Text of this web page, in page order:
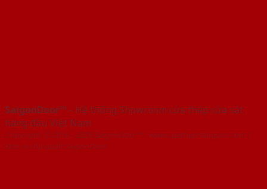
SaigonDoor™ - Hệ thống Showroom cửa thép cửa sắt
hàng đầu Việt Nam
Copyright ⓒ 2016 – 2026 SaigonDoor™ - www.cuathephanquoc.com |
Đơn vị chủ quản SaigonDoor